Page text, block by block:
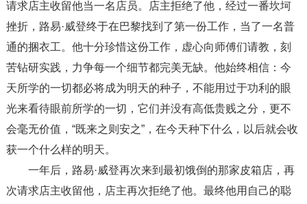
请求店主收留他当一名店员。店主拒绝了他，经过一番坎坷
挫折，路易·威登终于在巴黎找到了第一份工作，当了一名普
通的捆衣工。他十分珍惜这份工作，虚心向师傅们请教，刻
苦钻研实践，力争每一个细节都完美无缺。他始终相信：今
天所学的一切都必将成为明天的种子，不能用过于功利的眼
光来看待眼前所学的一切，它们并没有高低贵贱之分，更不
会毫无价值，“既来之则安之”，在今天种下什么，以后就会收
获一个什么样的明天。
一年后，路易·威登再次来到最初饿倒的那家皮箱店，再
次请求店主收留他，店主再次拒绝了他。最终他用自己的聪